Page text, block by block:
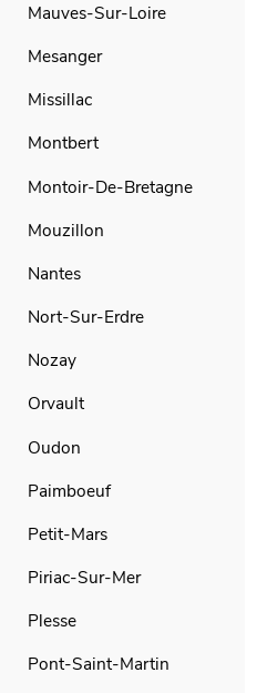
Mauves-Sur-Loire
Mesanger
Missillac
Montbert
Montoir-De-Bretagne
Mouzillon
Nantes
Nort-Sur-Erdre
Nozay
Orvault
Oudon
Paimboeuf
Petit-Mars
Piriac-Sur-Mer
Plesse
Pont-Saint-Martin